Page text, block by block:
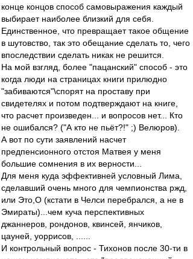
конце концов способ самовыражения каждый
выбирает наиболее близкий для себя.
Единственное, что превращает такое общение
в шутовство, так это обещание сделать то, чего
впоследствии сделать никак не решится.
На мой взгляд, более "пацанский" способ - это
когда люди на страницах книги прилюдно
"забиваются"\спорят на проставу при
свидетелях и потом подтверждают на книге,
что расчет произведен... и вопросов нет... Кто
не ошибался? ("А кто не пьёт?!" ;) Велюров).
А вот по сути заявлений насчет
предпенсионного отстоя Матвея у меня
большие сомнения в их верности...
Для меня куда эффективней условный Лима,
сделавший очень много для чемпионства ржд,
или Это,О (кстати в Челси перебрался, а не в
Эмираты)...чем куча перспективных
джаннеров, рондонов, квинсей, янчиков,
цауней, уоррисов, ......
И контрольный вопрос - Тихонов после 30-ти в